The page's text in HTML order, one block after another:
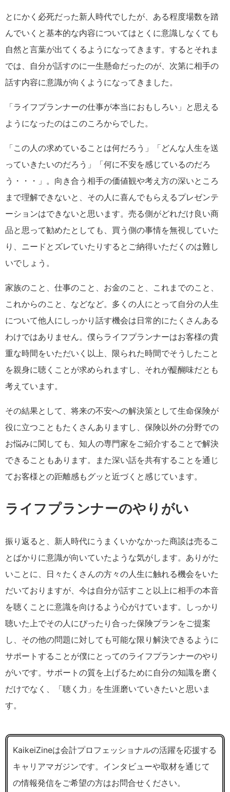
とにかく必死だった新人時代でしたが、ある程度場数を踏
んでいくと基本的な内容についてはとくに意識しなくても
自然と言葉が出てくるようになってきます。するとそれま
では、自分が話すのに一生懸命だったのが、次第に相手の
話す内容に意識が向くようになってきました。
「ライフプランナーの仕事が本当におもしろい」と思える
ようになったのはこのころからでした。
「この人の求めていることは何だろう」「どんな人生を送
っていきたいのだろう」「何に不安を感じているのだろ
う・・・」。向き合う相手の価値観や考え方の深いところ
まで理解できないと、その人に喜んでもらえるプレゼンテ
ーションはできないと思います。売る側がどれだけ良い商
品と思って勧めたとしても、買う側の事情を無視していた
り、ニードとズレていたりするとご納得いただくのは難し
いでしょう。
家族のこと、仕事のこと、お金のこと、これまでのこと、
これからのこと、などなど。多くの人にとって自分の人生
について他人にしっかり話す機会は日常的にたくさんある
わけではありません。僕らライフプランナーはお客様の貴
重な時間をいただいく以上、限られた時間でそうしたこと
を親身に聴くことが求められますし、それが醍醐味だとも
考えています。
その結果として、将来の不安への解決策として生命保険が
役に立つこともたくさんありますし、保険以外の分野での
お悩みに関しても、知人の専門家をご紹介することで解決
できることもあります。また深い話を共有することを通じ
てお客様との距離感もグッと近づくと感じています。
ライフプランナーのやりがい
振り返ると、新人時代にうまくいかなかった商談は売るこ
とばかりに意識が向いていたような気がします。ありがた
いことに、日々たくさんの方々の人生に触れる機会をいた
だいておりますが、今は自分が話すこと以上に相手の本音
を聴くことに意識を向けるよう心がけています。しっかり
聴いた上でその人にぴったり合った保険プランをご提案
し、その他の問題に対しても可能な限り解決できるように
サポートすることが僕にとってのライフプランナーのやり
がいです。サポートの質を上げるために自分の知識を磨く
だけでなく、「聴く力」を生涯磨いていきたいと思いま
す。
KaikeiZineは会計プロフェッショナルの活躍を応援する
キャリアマガジンです。インタビューや取材を通じて
の情報発信をご希望の方はお問合せください。